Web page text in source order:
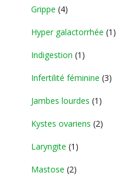
Grippe (4)
Hyper galactorrhée (1)
Indigestion (1)
Infertilité féminine (3)
Jambes lourdes (1)
Kystes ovariens (2)
Laryngite (1)
Mastose (2)